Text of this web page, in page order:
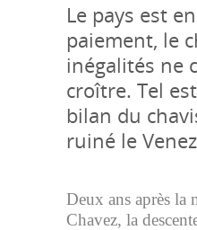
Le pays est
paiement, le
inégalités ne
croître. Tel
bilan du
ruiné le
Deux ans après la
Chavez, la